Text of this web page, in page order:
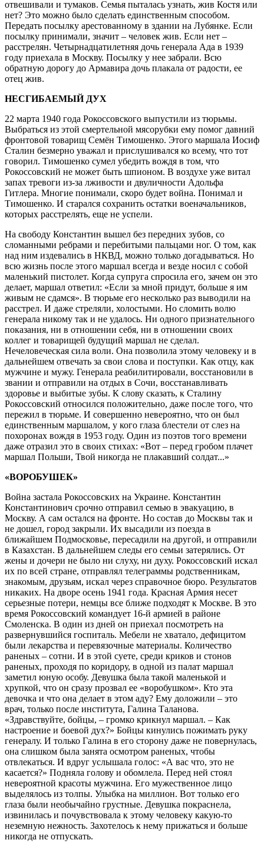
отвешивали и тумаков. Семья пыталась узнать, жив Костя или
нет? Это можно было сделать единственным способом.
Передать посылку арестованному в здании на Лубянке. Если
посылку принимали, значит – человек жив. Если нет –
расстрелян. Четырнадцатилетняя дочь генерала Ада в 1939
году приехала в Москву. Посылку у нее забрали. Всю
обратную дорогу до Армавира дочь плакала от радости, ее
отец жив.
НЕСГИБАЕМЫЙ ДУХ
22 марта 1940 года Рокоссовского выпустили из тюрьмы.
Выбраться из этой смертельной мясорубки ему помог давний
фронтовой товарищ Семён Тимошенко. Этого маршала Иосиф
Сталин безмерно уважал и прислушивался ко всему, что тот
говорил. Тимошенко сумел убедить вождя в том, что
Рокоссовский не может быть шпионом. В воздухе уже витал
запах тревоги из-за лживости и двуличности Адольфа
Гитлера. Многие понимали, скоро будет война. Понимал и
Тимошенко. И старался сохранить остатки военачальников,
которых расстрелять, еще не успели.
На свободу Константин вышел без передних зубов, со
сломанными ребрами и перебитыми пальцами ног. О том, как
над ним издевались в НКВД, можно только догадываться. Но
всю жизнь после этого маршал всегда и везде носил с собой
маленький пистолет. Когда супруга спросила его, зачем он это
делает, маршал ответил: «Если за мной придут, больше я им
живым не сдамся». В тюрьме его несколько раз выводили на
расстрел. И даже стреляли, холостыми. Но сломить волю
генерала никому так и не удалось. Ни одного признательного
показания, ни в отношении себя, ни в отношении своих
коллег и товарищей будущий маршал не сделал.
Нечеловеческая сила воли. Она позволила этому человеку и в
дальнейшем отвечать за свои слова и поступки. Как отцу, как
мужчине и мужу. Генерала реабилитировали, восстановили в
звании и отправили на отдых в Сочи, восстанавливать
здоровье и выбитые зубы. К слову сказать, к Сталину
Рокоссовский относился положительно, даже после того, что
пережил в тюрьме. И совершенно невероятно, что он был
единственным маршалом, у кого глаза блестели от слез на
похоронах вождя в 1953 году. Один из поэтов того времени
даже отразил это в своих стихах: «Вот – перед гробом плачет
маршал Польши, Твой никогда не плакавший солдат...»
«ВОРОБУШЕК»
Война застала Рокоссовских на Украине. Константин
Константинович срочно отправил семью в эвакуацию, в
Москву. А сам остался на фронте. Но состав до Москвы так и
не дошел, город закрыли. Их высадили из поезда в
ближайшем Подмосковье, пересадили на другой, и отправили
в Казахстан. В дальнейшем следы его семьи затерялись. От
жены и дочери не было ни слуху, ни духу. Рокоссовский искал
их по всей стране, отправлял телеграммы родственникам,
знакомым, друзьям, искал через справочное бюро. Результатов
никаких. На дворе осень 1941 года. Красная Армия несет
серьезные потери, немцы все ближе подходят к Москве. В это
время Рокоссовский командует 16-й армией в районе
Смоленска. В один из дней он приехал посмотреть на
развернувшийся госпиталь. Мебели не хватало, дефицитом
были лекарства и перевязочные материалы. Количество
раненых – сотни. И в этой суете, среди криков и стонов
раненых, проходя по коридору, в одной из палат маршал
заметил юную особу. Девушка была такой маленькой и
хрупкой, что он сразу прозвал ее «воробушком». Кто эта
девочка и что она делает в этом аду? Ему доложили – это
врач, только после института, Галина Таланова.
«Здравствуйте, бойцы, – громко крикнул маршал. – Как
настроение и боевой дух?» Бойцы кинулись пожимать руку
генералу. И только Галина в его сторону даже не повернулась,
она слишком была занята осмотром раненых, чтобы
отвлекаться. И вдруг услышала голос: «А вас что, это не
касается?» Подняла голову и обомлела. Перед ней стоял
невероятной красоты мужчина. Его мужественное лицо
выделялось из толпы. Улыбка на миллион. Вот только его
глаза были необычайно грустные. Девушка покраснела,
извинилась и почувствовала к этому человеку какую-то
неземную нежность. Захотелось к нему прижаться и больше
никогда не отпускать.